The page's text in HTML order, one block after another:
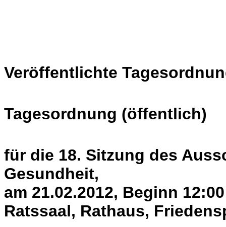
Veröffentlichte
Tagesordnung (öffentlich)
für die 18. Sitzung des
Gesundheit,
am 21.02.2012, Beginn
Ratssaal, Rathaus,